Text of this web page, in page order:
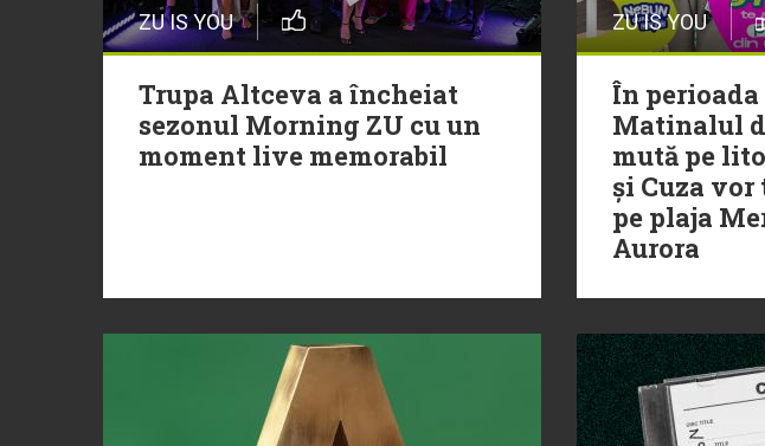
ZU IS YOU
Trupa Altceva a încheiat
sezonul Morning ZU cu un
moment live memorabil
ZU IS YOU
În perioada
Matinalul
mută pe
și Cuza
pe plaja
Aurora